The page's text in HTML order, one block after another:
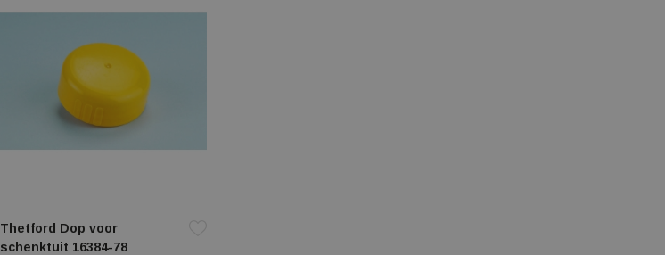
Thetford Dop voor
schenktuit 16384-78